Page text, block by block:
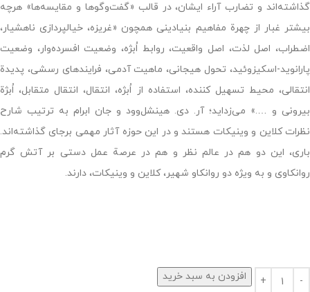
گذاشته‌اند و تضارب آراء ایشان، در قالب «گفت‌وگوها و مقایسه‌ها» هرچه
بیشتر غبار از چهرة مفاهیم بنیادینی همچون «غریزه، خیالپردازی ناهشیار،
اضطراب، اصل لذت، اصل واقعیت، روابط اُبژه، وضعیت افسرده‌وار، وضعیت
پارانوید-اسکیزوئید، تحول هیجانی، ماهیت آدمی، فرایندهای رسشی، پدیدة
انتقالی، محیط تسهیل کننده، استفاده از اُبژه، انتقال، انتقال متقابل، اُبژة
بیرونی و ….» می‌زداید؛ آر. دی. هینشل‌وود و جان ابرام به ترتیب شارح
نظرات کلاین و وینیکات هستند و در این حوزه آثار مهمی برجای گذاشته‌اند.
باری، این دو هم در عالم نظر و هم در عرصة عمل دستی بر آتش گرم
روانکاوی و به ویژه دو روانکاو شهیر، کلاین و وینیکات، دارند.
افزودن به سبد خرید